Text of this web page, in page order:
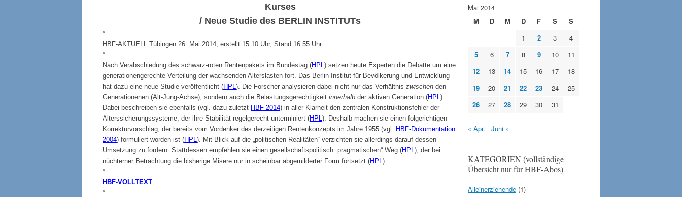
Kurses
/ Neue Studie des BERLIN INSTITUTs
°
HBF-AKTUELL Tübingen 26. Mai 2014, erstellt 15:10 Uhr, Stand 16:55 Uhr
°
Nach Verabschiedung des schwarz-roten Rentenpakets im Bundestag (HPL ) setzen heute Experten die Debatte um eine
generationengerechte Verteilung der wachsenden Alterslasten fort. Das Berlin-Institut für Bevölkerung und Entwicklung
hat dazu eine neue Studie veröffentlicht (HPL ). Die Forscher analysieren dabei nicht nur das Verhältnis zwischen den
Generationenen (Alt-Jung-Achse), sondern auch die Belastungsgerechtigkeit innerhalb der aktiven Generation (HPL ).
Dabei beschreiben sie ebenfalls (vgl. dazu zuletzt HBF 2014) in aller Klarheit den zentralen Konstruktionsfehler der
Alterssicherungssysteme, der ihre Stabilität regelgerecht unterminiert (HPL ). Deshalb machen sie einen folgerichtigen
Korrekturvorschlag, der bereits vom Vordenker des derzeitigen Rentenkonzepts im Jahre 1955 (vgl. HBF-Dokumentation
2004) formuliert worden ist (HPL ). Mit Blick auf die „politischen Realitäten“ verzichten sie allerdings darauf dessen
Umsetzung zu fordern. Stattdessen empfehlen sie einen gesellschaftspolitisch „pragmatischen“ Weg (HPL ), der bei
nüchterner Betrachtung die bisherige Misere nur in scheinbar abgemilderter Form fortsetzt (HPL ).
°
HBF-VOLLTEXT
°
Mai 2014
M
D M D F S
S
1
2 3
4
5
6 7 8 9 10
11
12
13 14 15 16 17
18
19
20 21 22 23 24
25
26
27 28 29 30 31
« Apr. Juni »
KATEGORIEN (vollständige
Übersicht nur für HBF-Abos)
Alleinerziehende (1)